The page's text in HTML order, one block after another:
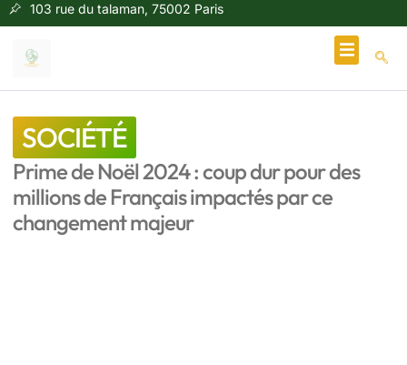
103 rue du talaman, 75002 Paris
SOCIÉTÉ
Prime de Noël 2024 : coup dur pour des
millions de Français impactés par ce
changement majeur